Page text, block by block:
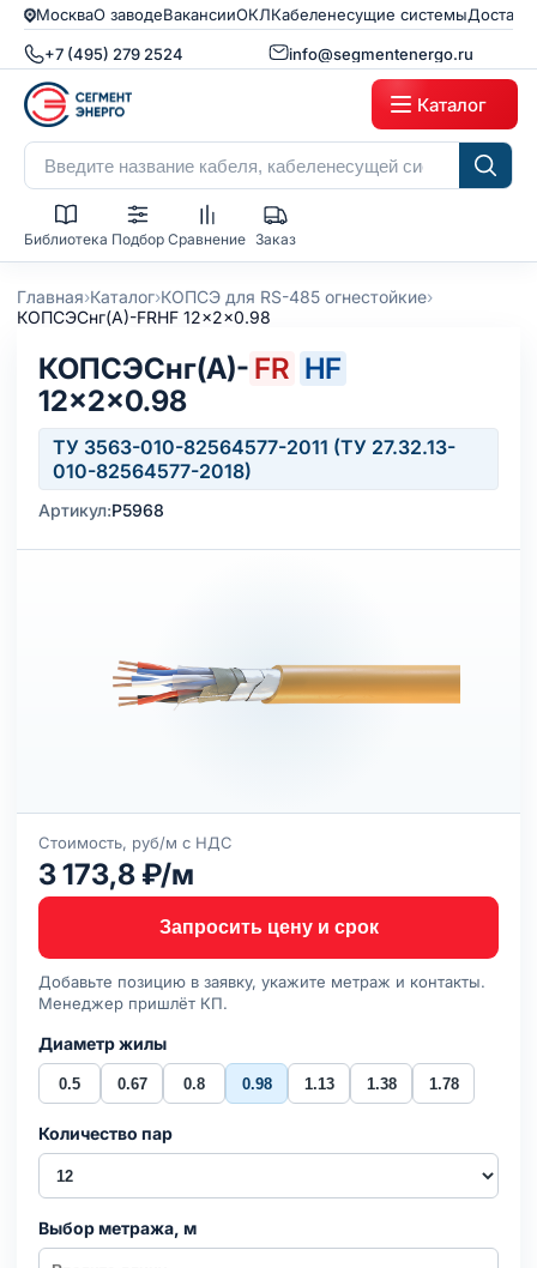
МоскваО заводеВакансииОКЛКабеленесущие системы
+7 (495) 279 2524 info@segmentenergo.ru
Каталог
Библиотека Подбор Сравнение Заказ
Главная›Каталог›КОПСЭ для RS-485 огнестойкие›
КОПСЭСнг(А)-FRHF 12x2x0.98
КОПСЭСнг(А)- FR HF
12×2×0.98
ТУ 3563-010-82564577-2011 (ТУ 27.32.13-
010-82564577-2018)
Артикул:Р5968
Стоимость, руб/м с НДС
3 173,8 ₽/м
Запросить цену и срок
Добавьте позицию в заявку, укажите метраж и контакты.
Менеджер пришлёт КП.
Диаметр жилы
0.5 0.67 0.8 0.98 1.13 1.38 1.78
Количество пар
Выбор метража, м